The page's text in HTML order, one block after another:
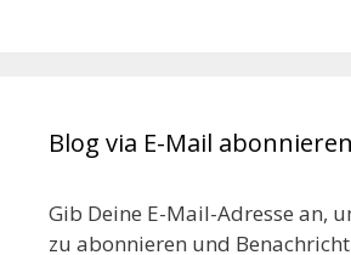
Blog via E-Mail abonnieren
Gib Deine E-Mail-Adresse an,
zu abonnieren und